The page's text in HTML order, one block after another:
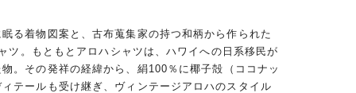
る着物図案と、古布蒐集家の持つ和柄から作られた
ツ。もともとアロハシャツは、ハワイへの日系移民が
。その発祥の経緯から、絹100％に椰子殻（ココナッ
テールも受け継ぎ、ヴィンテージアロハのスタイル